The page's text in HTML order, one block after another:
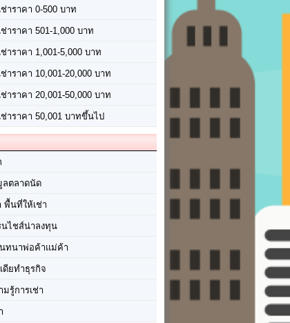
าราคา 0-500 บาท
าราคา 501-1,000 บาท
าราคา 1,001-5,000 บาท
าราคา 10,001-20,000 บาท
าราคา 20,001-50,000 บาท
าราคา 50,001 บาทขึ้นไป
ลตลาดนัด
พื้นที่ให้เช่า
ไชส์น่าลงทุน
ทนาพ่อค้าแม่ค้า
ดียทำธุรกิจ
มรู้การเช่า